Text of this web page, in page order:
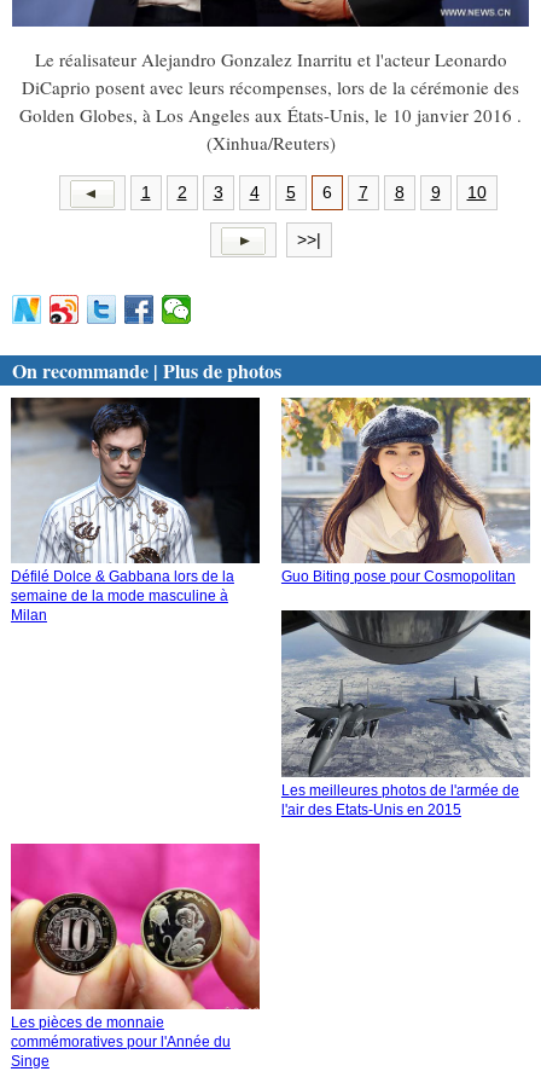
Le réalisateur Alejandro Gonzalez Inarritu et l'acteur Leonardo
DiCaprio posent avec leurs récompenses, lors de la cérémonie des
Golden Globes, à Los Angeles aux États-Unis, le 10 janvier 2016 .
(Xinhua/Reuters)
1 2 3 4 5 6 7 8 9 10
>>|
On recommande | Plus de photos
Défilé Dolce & Gabbana lors de la
semaine de la mode masculine à
Milan
Guo Biting pose pour Cosmopolitan
Les meilleures photos de l'armée de
l'air des Etats-Unis en 2015
Les pièces de monnaie
commémoratives pour l'Année du
Singe